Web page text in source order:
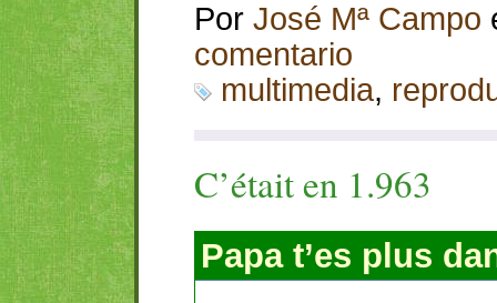
Por José Mª Campo
comentario
multimedia,
C’était en 1.963
Papa t’es plus